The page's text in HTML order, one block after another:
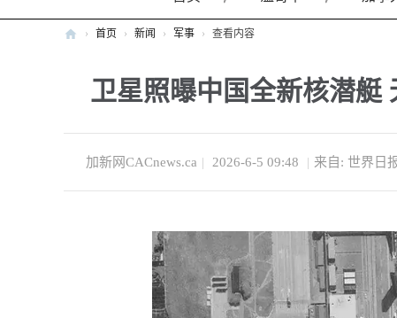
新
网
› 首页 › 新闻 › 军事 › 查看内容
卫星照曝中国全新核潜艇
加新网CACnews.ca | 2026-6-5 09:48 | 来自: 世界日